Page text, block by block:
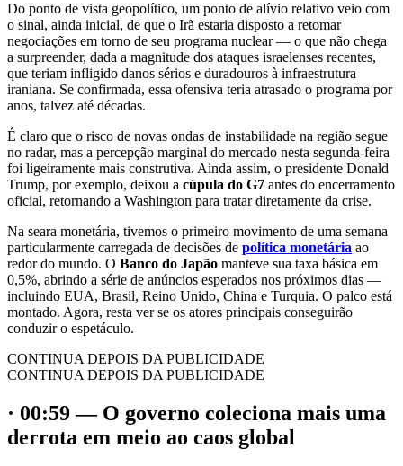
Do ponto de vista geopolítico, um ponto de alívio relativo veio com
o sinal, ainda inicial, de que o Irã estaria disposto a retomar
negociações em torno de seu programa nuclear — o que não chega
a surpreender, dada a magnitude dos ataques israelenses recentes,
que teriam infligido danos sérios e duradouros à infraestrutura
iraniana. Se confirmada, essa ofensiva teria atrasado o programa por
anos, talvez até décadas.
É claro que o risco de novas ondas de instabilidade na região segue
no radar, mas a percepção marginal do mercado nesta segunda-feira
foi ligeiramente mais construtiva. Ainda assim, o presidente Donald
Trump, por exemplo, deixou a cúpula do G7 antes do encerramento
oficial, retornando a Washington para tratar diretamente da crise.
Na seara monetária, tivemos o primeiro movimento de uma semana
particularmente carregada de decisões de política monetária ao
redor do mundo. O Banco do Japão manteve sua taxa básica em
0,5%, abrindo a série de anúncios esperados nos próximos dias —
incluindo EUA, Brasil, Reino Unido, China e Turquia. O palco está
montado. Agora, resta ver se os atores principais conseguirão
conduzir o espetáculo.
CONTINUA DEPOIS DA PUBLICIDADE
CONTINUA DEPOIS DA PUBLICIDADE
· 00:59 — O governo coleciona mais uma
derrota em meio ao caos global